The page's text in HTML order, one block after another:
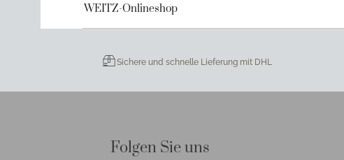
WEITZ-Onlineshop
Sichere und schnelle Lieferung mit DHL
Folgen Sie uns